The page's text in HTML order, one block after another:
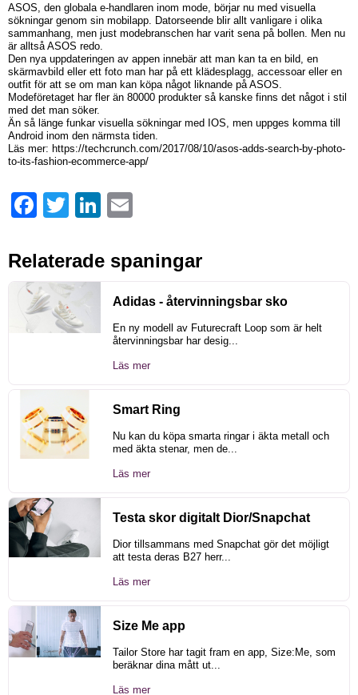
ASOS, den globala e-handlaren inom mode, börjar nu med visuella
sökningar genom sin mobilapp. Datorseende blir allt vanligare i olika
sammanhang, men just modebranschen har varit sena på bollen. Men nu
är alltså ASOS redo.
Den nya uppdateringen av appen innebär att man kan ta en bild, en
skärmavbild eller ett foto man har på ett klädesplagg, accessoar eller en
outfit för att se om man kan köpa något liknande på ASOS.
Modeföretaget har fler än 80000 produkter så kanske finns det något i stil
med det man söker.
Än så länge funkar visuella sökningar med IOS, men uppges komma till
Android inom den närmsta tiden.
Läs mer: https://techcrunch.com/2017/08/10/asos-adds-search-by-photo-
to-its-fashion-ecommerce-app/
FacebookTwitter LinkedIn
Relaterade spaningar
Adidas - återvinningsbar sko
En ny modell av Futurecraft Loop som är helt
återvinningsbar har desig...
Läs mer
Smart Ring
Nu kan du köpa smarta ringar i äkta metall och
med äkta stenar, men de...
Läs mer
Testa skor digitalt Dior/Snapchat
Dior tillsammans med Snapchat gör det möjligt
att testa deras B27 herr...
Läs mer
Size Me app
Tailor Store har tagit fram en app, Size:Me, som
beräknar dina mått ut...
Läs mer